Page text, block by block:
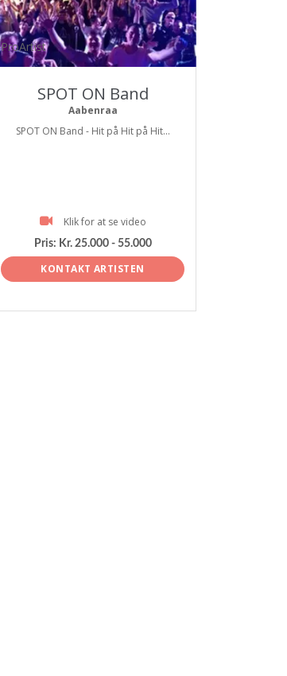
ProArtist
SPOT ON Band
Aabenraa
SPOT ON Band - Hit på Hit på Hit...
Klik for at se video
Pris: Kr. 25.000 - 55.000
KONTAKT ARTISTEN